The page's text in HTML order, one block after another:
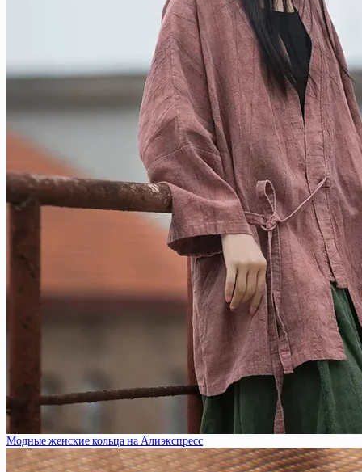
Модные женские кольца на Алиэкспресс